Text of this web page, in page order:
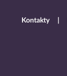
Kontakty